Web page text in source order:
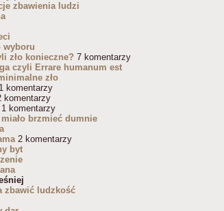
zbawienia ludzi
wyboru
zło konieczne? 7 komentarzy
czyli Errare humanum est
zło
1 komentarzy
komentarzy
1 komentarzy
miało brzmieć dumnie
2 komentarzy
byt
zbawić ludzkość